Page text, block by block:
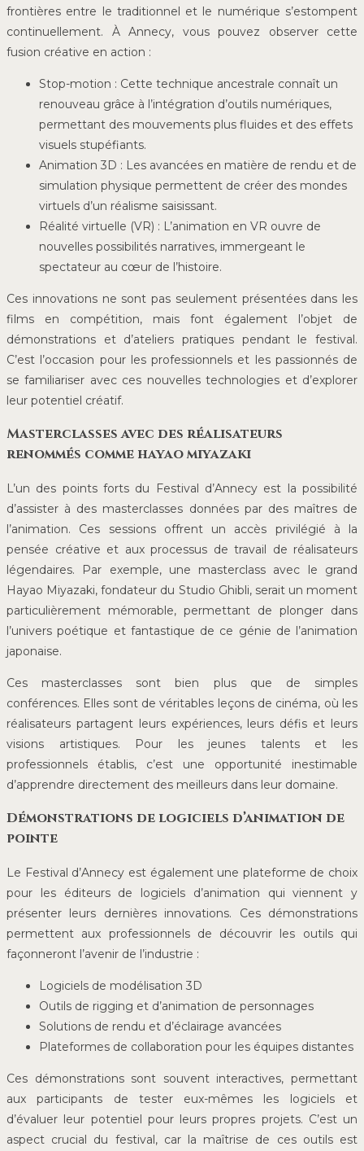
frontières entre le traditionnel et le numérique s’estompent
continuellement. À Annecy, vous pouvez observer cette
fusion créative en action :
Stop-motion : Cette technique ancestrale connaît un
renouveau grâce à l’intégration d’outils numériques,
permettant des mouvements plus fluides et des effets
visuels stupéfiants.
Animation 3D : Les avancées en matière de rendu et de
simulation physique permettent de créer des mondes
virtuels d’un réalisme saisissant.
Réalité virtuelle (VR) : L’animation en VR ouvre de
nouvelles possibilités narratives, immergeant le
spectateur au cœur de l’histoire.
Ces innovations ne sont pas seulement présentées dans les
films en compétition, mais font également l’objet de
démonstrations et d’ateliers pratiques pendant le festival.
C’est l’occasion pour les professionnels et les passionnés de
se familiariser avec ces nouvelles technologies et d’explorer
leur potentiel créatif.
Masterclasses avec des réalisateurs
renommés comme hayao miyazaki
L’un des points forts du Festival d’Annecy est la possibilité
d’assister à des masterclasses données par des maîtres de
l’animation. Ces sessions offrent un accès privilégié à la
pensée créative et aux processus de travail de réalisateurs
légendaires. Par exemple, une masterclass avec le grand
Hayao Miyazaki, fondateur du Studio Ghibli, serait un moment
particulièrement mémorable, permettant de plonger dans
l’univers poétique et fantastique de ce génie de l’animation
japonaise.
Ces masterclasses sont bien plus que de simples
conférences. Elles sont de véritables leçons de cinéma, où les
réalisateurs partagent leurs expériences, leurs défis et leurs
visions artistiques. Pour les jeunes talents et les
professionnels établis, c’est une opportunité inestimable
d’apprendre directement des meilleurs dans leur domaine.
Démonstrations de logiciels d’animation de
pointe
Le Festival d’Annecy est également une plateforme de choix
pour les éditeurs de logiciels d’animation qui viennent y
présenter leurs dernières innovations. Ces démonstrations
permettent aux professionnels de découvrir les outils qui
façonneront l’avenir de l’industrie :
Logiciels de modélisation 3D
Outils de rigging et d’animation de personnages
Solutions de rendu et d’éclairage avancées
Plateformes de collaboration pour les équipes distantes
Ces démonstrations sont souvent interactives, permettant
aux participants de tester eux-mêmes les logiciels et
d’évaluer leur potentiel pour leurs propres projets. C’est un
aspect crucial du festival, car la maîtrise de ces outils est